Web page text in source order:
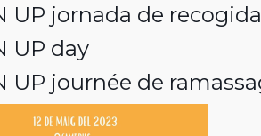
UP jornada de
UP day
UP journée de